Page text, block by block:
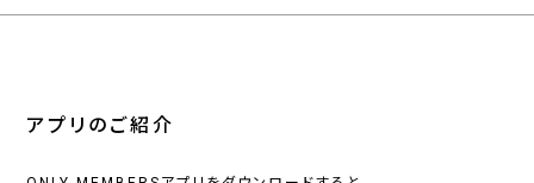
アプリのご紹介